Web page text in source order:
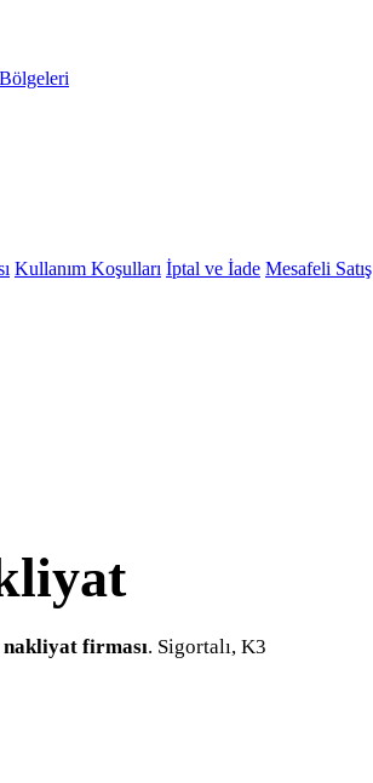
Kullanım Koşulları İptal ve İade Mesafeli Satış
nakliyat firması. Sigortalı, K3